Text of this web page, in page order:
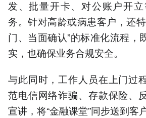
发、批量开卡、对公账户开
务。针对高龄或病患客户，还
门、当面确认”的标准化流程，
实，也确保业务合规安全。
与此同时，工作人员在上门过
范电信网络诈骗、存款保险、
宣讲，将“金融课堂”同步送到客